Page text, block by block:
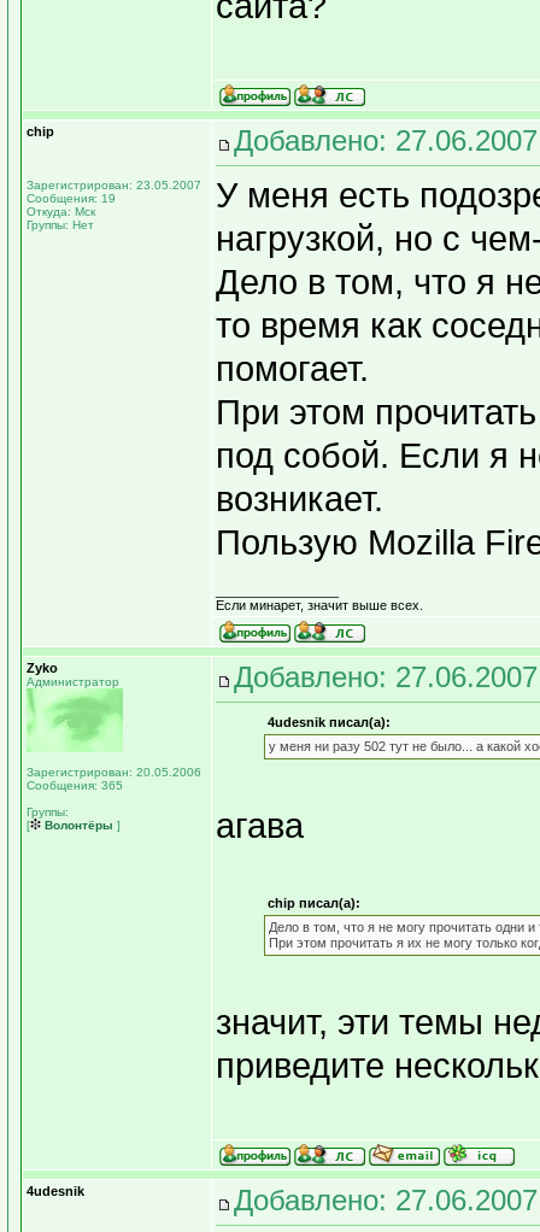
chip
Зарегистрирован: 23.05.2007
Сообщения: 19
Откуда: Мск
Группы: Нет
Добавлено:
У меня есть
нагрузкой, но с
Дело в том, что я
то время как
помогает.
При этом
под собой. Если я
возникает.
Пользую Mozilla
Если минарет, значит выше всех.
Zyko
Администратор
Зарегистрирован: 20.05.2006
Сообщения: 365
Группы:
[
Волонтёры ]
Добавлено:
4udesnik писал(а):
у меня ни разу 502 тут не было... а какой
агава
chip писал(а):
Дело в том, что я не могу прочитать одни
При этом прочитать я их не могу только
значит, эти темы
приведите
4udesnik Добавлено: